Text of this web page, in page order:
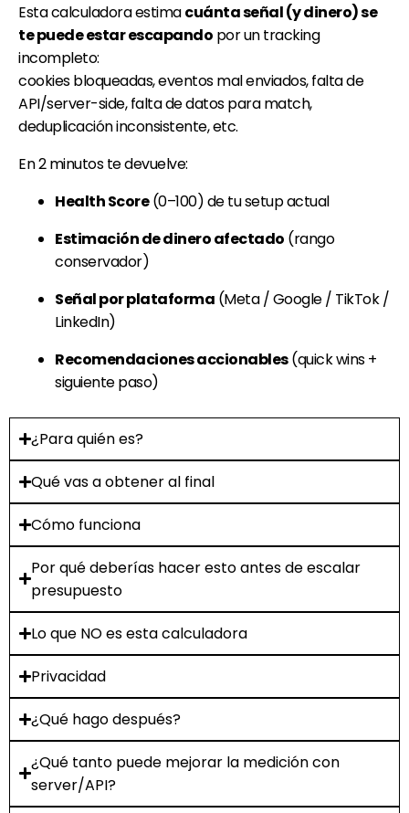
Esta calculadora estimacuánta señal (y dinero) se
te puede estar escapando por un tracking
incompleto:
cookies bloqueadas, eventos mal enviados, falta de
API/server-side, falta de datos para match,
deduplicación inconsistente, etc.
En 2 minutos te devuelve:
Health Score(0–100) de tu setup actual
Estimación de dinero afectado (rango
conservador)
Señal por plataforma (Meta / Google / TikTok /
LinkedIn)
Recomendaciones accionables(quick wins +
siguiente paso)
¿Para quién es?
Qué vas a obtener al final
Cómo funciona
Por qué deberías hacer esto antes de escalar
presupuesto
Lo que NO es esta calculadora
Privacidad
¿Qué hago después?
¿Qué tanto puede mejorar la medición con
server/API?